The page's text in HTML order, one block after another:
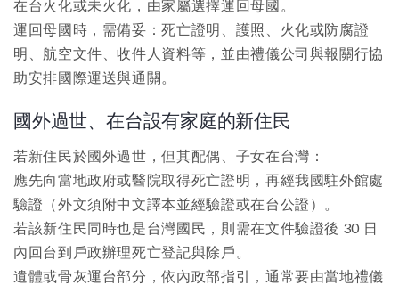
在台火化或未火化，由家屬選擇運回母國。
運回母國時，需備妥：死亡證明、護照、火化或防腐證
明、航空文件、收件人資料等，並由禮儀公司與報關行協
助安排國際運送與通關。​
國外過世、在台設有家庭的新住民
若新住民於國外過世，但其配偶、子女在台灣：
應先向當地政府或醫院取得死亡證明，再經我國駐外館處
驗證（外文須附中文譯本並經驗證或在台公證）。​
若該新住民同時也是台灣國民，則需在文件驗證後 30 日
內回台到戶政辦理死亡登記與除戶。​
遺體或骨灰運台部分，依內政部指引，通常要由當地禮儀